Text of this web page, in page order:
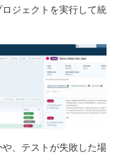
ジェクトを実行して統
、テストが失敗した場